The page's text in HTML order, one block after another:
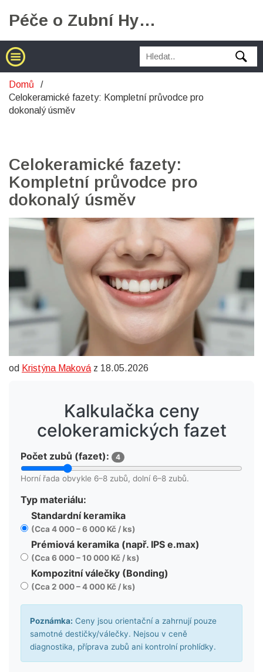
Péče o Zubní Hygienu
Domů
Celokeramické fazety: Kompletní průvodce pro
dokonalý úsměv
Celokeramické fazety:
Kompletní průvodce pro
dokonalý úsměv
od Kristýna Maková z 18.05.2026
Kalkulačka ceny
celokeramických fazet
Počet zubů (fazet): 4
Horní řada obvykle 6–8 zubů, dolní 6–8 zubů.
Typ materiálu:
Standardní keramika
(Cca 4 000 – 6 000 Kč / ks)
Prémiová keramika (např. IPS e.max)
(Cca 6 000 – 10 000 Kč / ks)
Kompozitní válečky (Bonding)
(Cca 2 000 – 4 000 Kč / ks)
Poznámka: Ceny jsou orientační a zahrnují pouze
samotné destičky/válečky. Nejsou v ceně
diagnostika, příprava zubů ani kontrolní prohlídky.